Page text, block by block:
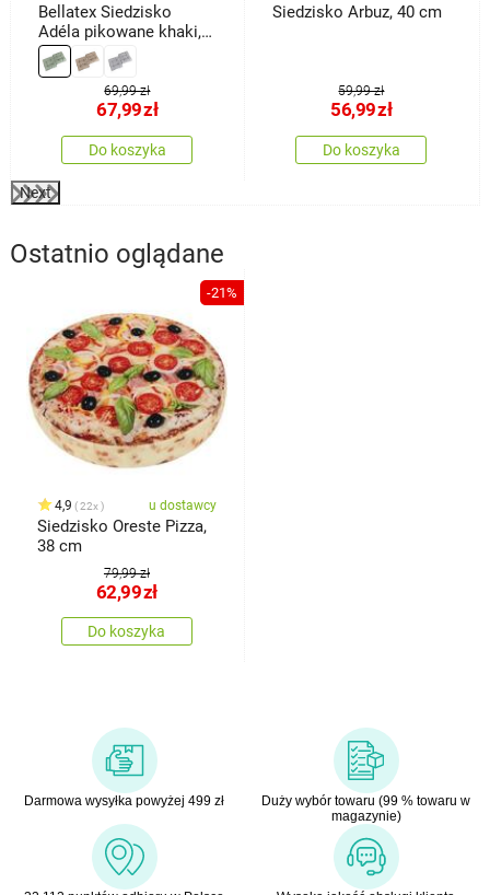
Bellatex Siedzisko
Adéla pikowane khaki,
40 x 40 cm, zestaw 2
szt.
69,99 zł
67,99zł
Do koszyka
Siedzisko Arbuz, 40 cm
59,99 zł
56,99zł
Do koszyka
Next
Ostatnio oglądane
-21%
4,9 22x u dostawcy
Siedzisko Oreste Pizza,
38 cm
79,99 zł
62,99zł
Do koszyka
Darmowa wysyłka powyżej 499 zł
Duży wybór towaru (99 % towaru w
magazynie)